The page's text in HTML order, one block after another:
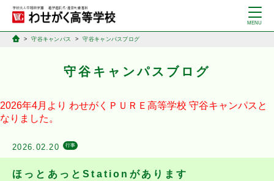
守谷キャンパス 守谷キャンパスブログ
守谷キャンパスブログ
2026年4月より わせがくＰＵＲＥ高等学校 守谷キャンパスと
なりました。
2026.02.20 行事
ほっとあっとStationがあります